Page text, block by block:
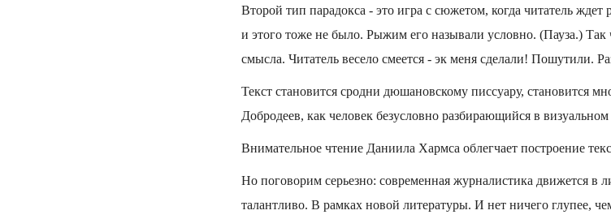
Второй тип парадокса - это игра с сюжетом, когда читатель ждет
и этого тоже не было. Рыжим его называли условно. (Пауза.) Так
смысла. Читатель весело смеется - эк меня сделали! Пошутили.
Текст становится сродни дюшановскому писсуару, становится
Добродеев, как человек безусловно разбирающийся в визуальном
Внимательное чтение Даниила Хармса облегчает построение
Но поговорим серьезно: современная журналистика движется в
талантливо. В рамках новой литературы. И нет ничего глупее,